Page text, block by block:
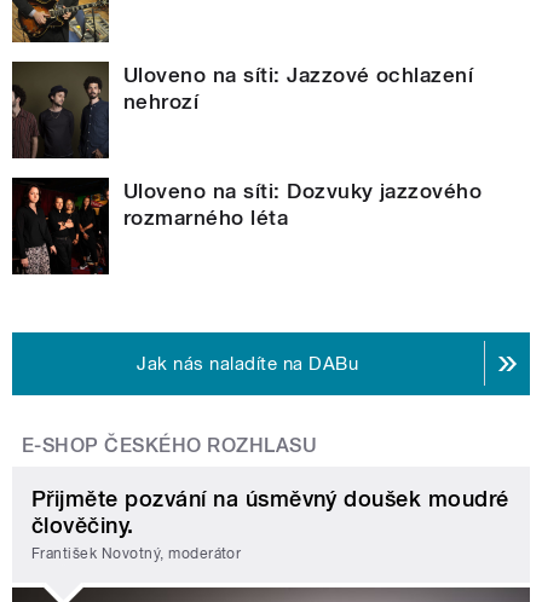
Uloveno na síti: Jazzové ochlazení
nehrozí
Uloveno na síti: Dozvuky jazzového
rozmarného léta
Jak nás naladíte na DABu
E-SHOP ČESKÉHO ROZHLASU
Přijměte pozvání na úsměvný doušek moudré
člověčiny.
František Novotný, moderátor